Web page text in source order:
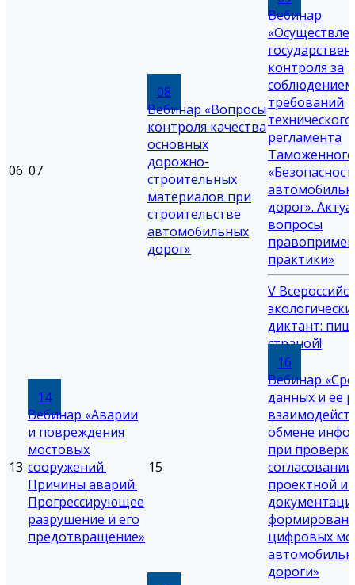
06 07
08
Вебинар «Вопросы
контроля качества
основных
дорожно-
строительных
материалов при
строительстве
автомобильных
дорог»
Вебинар
контроля за
соблюдением
требований
технического
регламента
дорог».
вопросы
практики»
V
диктант:
страной!
13
14
Вебинар «Аварии
и повреждения
мостовых
сооружений.
Причины аварий.
Прогрессирующее
разрушение и его
предотвращение»
15
16
Вебинар
данных и ее
обмене
при
согласовании
проектной и
цифровых
дороги»